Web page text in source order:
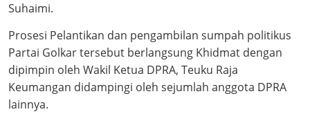
Suhaimi.
Prosesi Pelantikan dan pengambilan sumpah politikus
Partai Golkar tersebut berlangsung Khidmat dengan
dipimpin oleh Wakil Ketua DPRA, Teuku Raja
Keumangan didampingi oleh sejumlah anggota DPRA
lainnya.